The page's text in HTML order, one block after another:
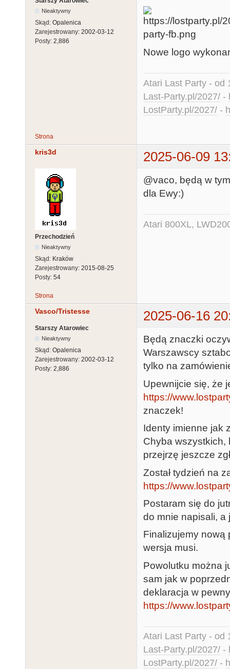
Nieaktywny
Skąd: Opalenica
Zarejestrowany: 2002-03-12
Posty: 2,886
Nowe logo
Atari Last Party - od
Last-Party.pl/2027/ -
LostParty.pl/2027/ -
Strona
kris3d 2025-06-09
Przechodzień
Nieaktywny
Skąd: Kraków
Zarejestrowany: 2015-08-25
Posty: 54
@vaco, będą w
dla Ewy:)
Atari 800XL,
Strona
Vasco/Tristesse 2025-06-16
Starszy Atarowiec
Nieaktywny
Skąd: Opalenica
Zarejestrowany: 2002-03-12
Posty: 2,886
Będą znaczki
Warszawscy
tylko na
Upewnijcie się, że
https://
znaczek!
Identy imienne jak
Chyba wszystkich,
przejrzę jeszcze
Został tydzień na
https://
Postaram się do
do mnie napisali, a
Finalizujemy nową
wersja musi.
Powolutku można
sam jak w
deklaracja w
https://
Atari Last Party - od
Last-Party.pl/2027/ -
LostParty.pl/2027/ -